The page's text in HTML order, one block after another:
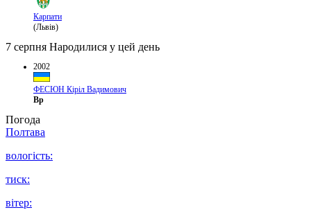
Карпати
(Львів)
7 серпня Народилися у цей день
2002
ФЕСЮН Кіріл Вадимович
Вр
Погода
Полтава
вологість:
тиск:
вітер: